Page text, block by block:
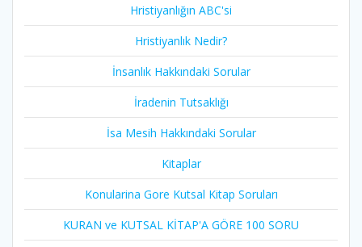
Hristiyanlığın ABC'si
Hristiyanlık Nedir?
İnsanlık Hakkındaki Sorular
İradenin Tutsaklığı​
İsa Mesih Hakkındaki Sorular
Kitaplar
Konularina Gore Kutsal Kitap Soruları
KURAN ve KUTSAL KİTAP'A GÖRE 100 SORU